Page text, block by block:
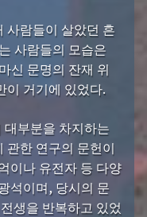
사람들이 살았던 흔
사람들의 모습은
신 문명의 잔재 위
이 거기에 있었다.
대부분을 차지하는
관한 연구의 문헌이
이나 유전자 등 다양
석이며, 당시의 문
생을 반복하고 있었